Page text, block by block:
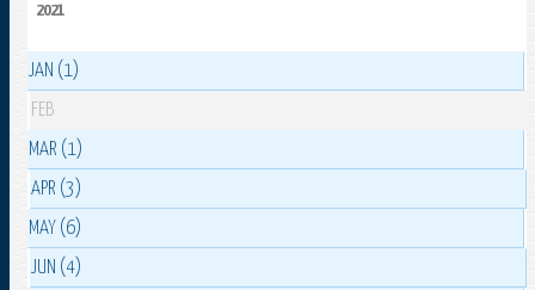
2021
JAN (1)
FEB
MAR (1)
APR (3)
MAY (6)
JUN (4)